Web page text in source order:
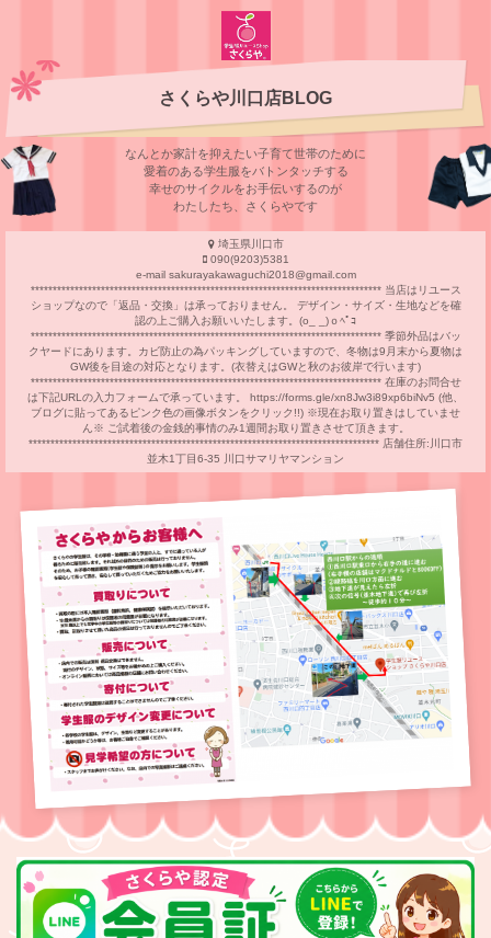
さくらや川口店BLOG
なんとか家計を抑えたい子育て世帯のために
愛着のある学⽣服をバトンタッチする
幸せのサイクルをお⼿伝いするのが
わたしたち、さくらやです
埼玉県川口市
090(9203)5381
e-mail sakurayakawaguchi2018@gmail.com
******************************************************************************** 当店はリユース
ショップなので「返品・交換」は承っておりません。 デザイン・サイズ・生地などを確
認の上ご購入お願いいたします。(o_ _)ｏﾍﾟｺ
******************************************************************************** 季節外品はバッ
クヤードにあります。カビ防止の為パッキングしていますので、冬物は9月末から夏物は
GW後を目途の対応となります。(衣替えはGWと秋のお彼岸で行います)
******************************************************************************** 在庫のお問合せ
は下記URLの入力フォームで承っています。 https://forms.gle/xn8Jw3i89xp6biNv5 (他、
ブログに貼ってあるピンク色の画像ボタンをクリック!!) ※現在お取り置きはしていませ
ん※ ご試着後の金銭的事情のみ1週間お取り置きさせて頂きます。
******************************************************************************** 店舗住所:川口市
並木1丁目6-35 川口サマリヤマンション